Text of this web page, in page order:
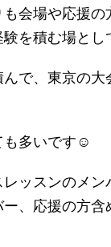
会場や応援の
を積む場とし
で、東京の大
も多いです☺️
ッスンのメン
ー、応援の方